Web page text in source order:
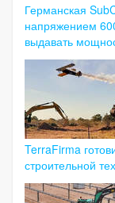
Германская
напряжением
выдавать
TerraFirma
строительной